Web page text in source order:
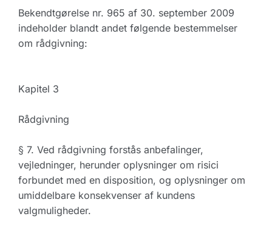
Bekendtgørelse nr. 965 af 30. september 2009
indeholder blandt andet følgende bestemmelser
om rådgivning:
Kapitel 3
Rådgivning
§ 7. Ved rådgivning forstås anbefalinger,
vejledninger, herunder oplysninger om risici
forbundet med en disposition, og oplysninger om
umiddelbare konsekvenser af kundens
valgmuligheder.